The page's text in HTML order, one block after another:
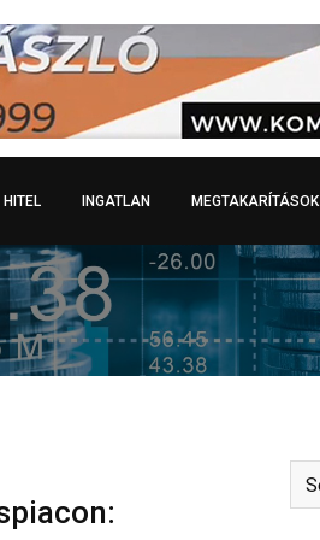
HITEL INGATLAN MEGTAKARÍTÁSOK